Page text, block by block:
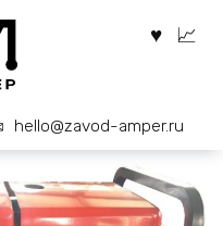
hello@zavod-amper.ru